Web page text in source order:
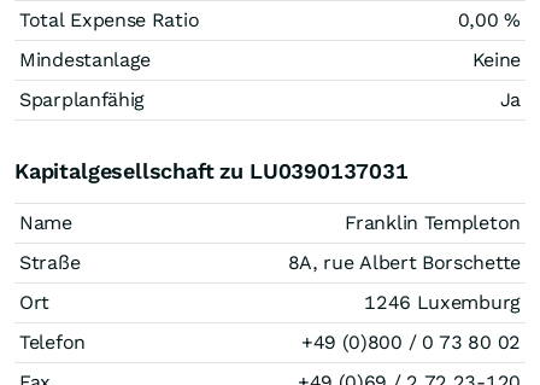
Total Expense Ratio
0,00 %
Mindestanlage
Keine
Sparplanfähig
Ja
Kapitalgesellschaft zu LU0390137031
Name
Franklin Templeton
Straße
8A, rue Albert Borschette
Ort
1246 Luxemburg
Telefon
+49 (0)800 / 0 73 80 02